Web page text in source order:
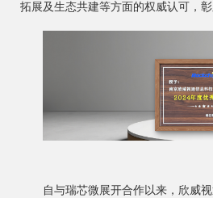
拓展及生态共建等方面的权威认可，彰
自与瑞芯微展开合作以来，欣威